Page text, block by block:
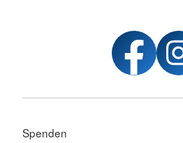
Spenden